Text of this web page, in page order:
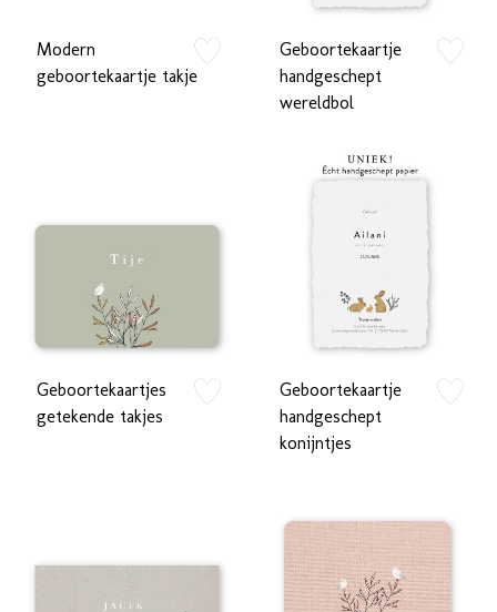
Modern
geboortekaartje takjezet op verlanglijstje
Geboortekaartje
handgeschept
wereldbol
Geboortekaartjes
getekende takjes
zet op verlanglijstje
Geboortekaartje
handgeschept
konijntjes